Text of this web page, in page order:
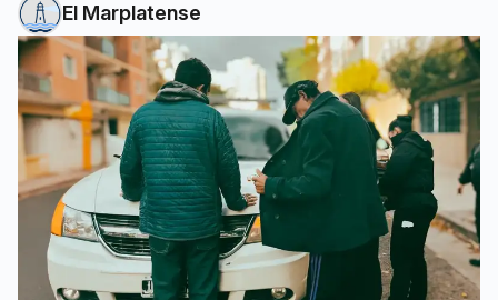
El Marplatense